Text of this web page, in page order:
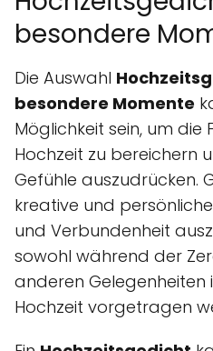
besondere
Die Auswahl
besondere Momente
Möglichkeit sein, um die
Hochzeit zu bereichern
Gefühle auszudrücken.
kreative und
und Verbundenheit
sowohl während der
anderen Gelegenheiten
Hochzeit vorgetragen